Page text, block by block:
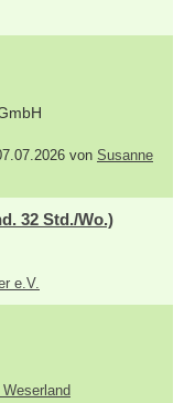
von Susanne
32 Std./Wo.)
e.V.